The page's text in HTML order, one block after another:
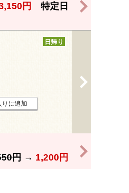
円
特定日
日帰り
りに追加
円→ 1,200円